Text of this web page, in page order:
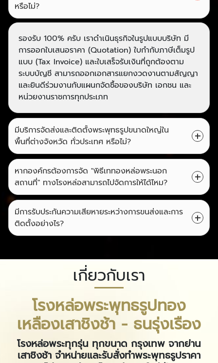
หรือไม่?
รองรับ 100% ครับ เราดำเนินธุรกิจในรูปแบบบริษัท มี
การออกใบเสนอราคา (Quotation) ใบกำกับภาษีเต็มรูป
แบบ (Tax Invoice) และใบเสร็จรับเงินที่ถูกต้องตาม
ระบบบัญชี สามารถออกเอกสารแยกงวดงานตามสัญญา
และยินดีร่วมงานกับแผนกจัดซื้อของบริษัท เอกชน และ
หน่วยงานราชการทุกประเภท
มีบริการจัดส่งและติดตั้งพระพุทธรูปขนาดใหญ่ใน
พื้นที่ต่างจังหวัด ทั่วประเทศ หรือไม่?
หากองค์กรต้องการจัด "พิธีเททองหล่อพระนอก
สถานที่" ทางโรงหล่อสามารถไปจัดการให้ได้ไหม?
มีการรับประกันความเสียหายระหว่างการขนส่งและการ
ติดตั้งอย่างไร?
เกี่ยวกับเรา
โรงหล่อพระพุทธรูปทอง
เหลืองเสาชิงช้า - ธนรุ่งเรือง
โรงหล่อพระทุกรุ่น ทุกขนาด กรุงเทพ จากย่าน
เสาชิงช้า จำหน่ายและรับสั่งทำพระพุทธรูปราคา